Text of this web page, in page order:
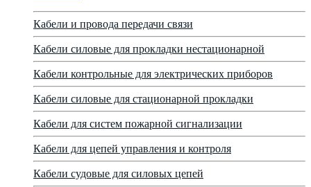
Кабели и провода передачи связи
Кабели силовые для прокладки нестационарной
Кабели контрольные для электрических приборов
Кабели силовые для стационарной прокладки
Кабели для систем пожарной сигнализации
Кабели для цепей управления и контроля
Кабели судовые для силовых цепей